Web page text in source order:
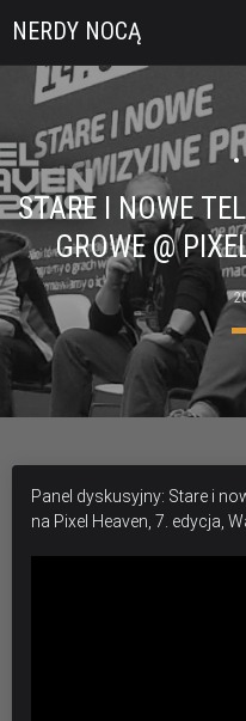
NERDY NOCĄ
STARE I NOWE
GROWE @
Panel dyskusyjny: Stare i
na Pixel Heaven, 7. edycja,